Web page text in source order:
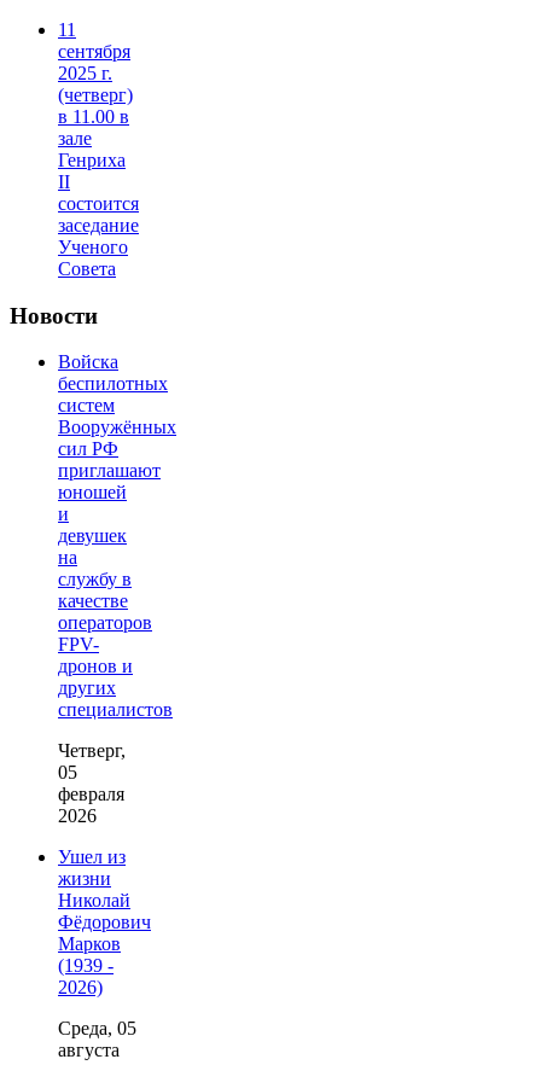
11
сентября
2025 г.
(четверг)
в 11.00 в
зале
Генриха
II
состоится
заседание
Ученого
Совета
Новости
Войска
беспилотных
систем
Вооружённых
сил РФ
приглашают
юношей
и
девушек
на
службу в
качестве
операторов
FPV-
дронов и
других
специалистов
Четверг,
05
февраля
2026
Ушел из
жизни
Николай
Фёдорович
Марков
(1939 -
2026)
Среда, 05
августа